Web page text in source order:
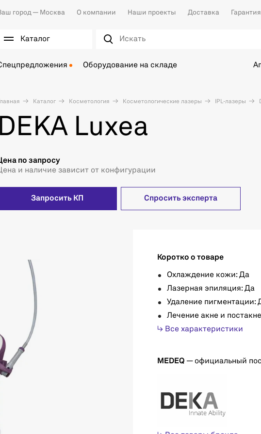
город — Москва О компании Наши проекты Доставка Гарантия
Каталог
Оборудование на складе
Каталог Косметология Косметологические лазеры IPL-лазеры
DEKA Luxea
по запросу
и наличие зависит от конфигурации
Запросить КП Спросить эксперта
Коротко о товаре
Охлаждение кожи: Да
Лазерная эпиляция: Да
Удаление пигментации:
Лечение акне и
↳ Все характеристики
MEDEQ — официальный